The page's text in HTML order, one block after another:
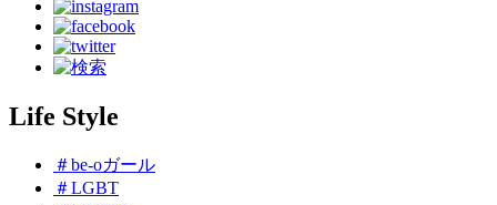
Life Style
＃be-oガール
＃LGBT